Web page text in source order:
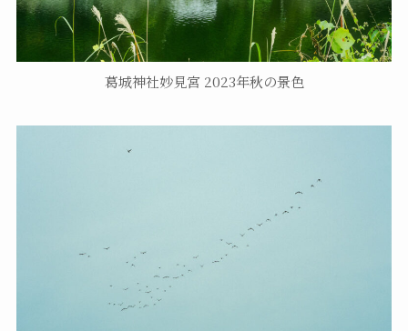
葛城神社妙見宮 2023年秋の景色